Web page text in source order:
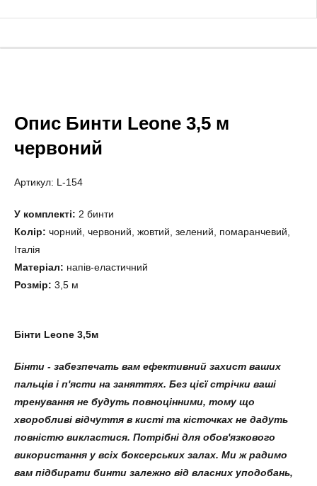
Опис Бинти Leone 3,5 м
червоний
Артикул: L-154
У комплекті: 2 бинти
Колір: чорний, червоний, жовтий, зелений, помаранчевий,
Італія
Матеріал: напів-еластичний
Розмір: 3,5 м
Бінти Leone 3,5м
Бінти - забезпечать вам ефективний захист ваших
пальців і п'ясти на заняттях. Без цієї стрічки ваші
тренування не будуть повноцінними, тому що
хворобливі відчуття в кисті та кісточках не дадуть
повністю викластися. Потрібні для обов'язкового
використання у всіх боксерських залах. Ми ж радимо
вам підбирати бинти залежно від власних уподобань,